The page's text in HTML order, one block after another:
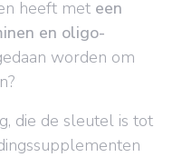
heeft met een
en oligo-
worden om
die de sleutel is tot